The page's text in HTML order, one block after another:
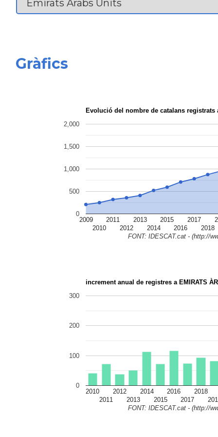
Gràfics
Evolució del nombre de catalans registrats
2009
2010
2011
2012
2013
2014
2015
2016
2017
2018
0
500
1,000
1,500
2,000
FONT: IDESCAT.cat - (http://
increment anual de registres a EMIRATS
2010
2011
2012
2013
2014
2015
2016
2017
2018
0
100
200
300
FONT: IDESCAT.cat - (http://